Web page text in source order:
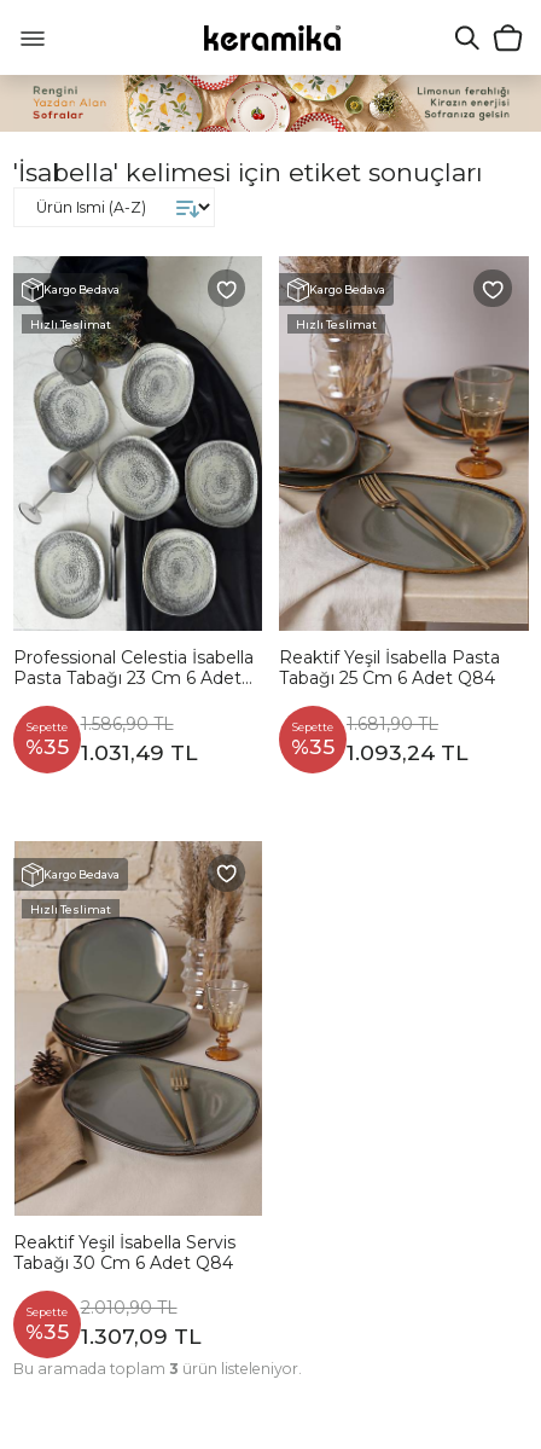
'İsabella' kelimesi için etiket sonuçları
Kargo Bedava
Hızlı Teslimat
Professional Celestia İsabella
Pasta Tabağı 23 Cm 6 Adet
Sepette
%35
1.586,90 TL
1.031,49 TL
Kargo Bedava
Hızlı Teslimat
Reaktif Yeşil İsabella Pasta
Tabağı 25 Cm 6 Adet Q84
Sepette
%35
1.681,90 TL
1.093,24 TL
Kargo Bedava
Hızlı Teslimat
Reaktif Yeşil İsabella Servis
Tabağı 30 Cm 6 Adet Q84
Sepette
%35
2.010,90 TL
1.307,09 TL
Bu aramada toplam 3 ürün listeleniyor.